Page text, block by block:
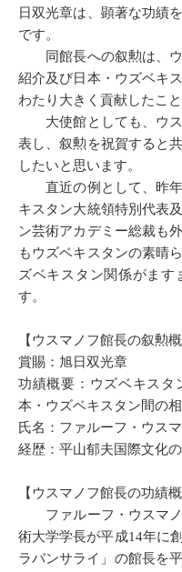
日双光章は、顕著な功績
です。
同館長への叙勲は、ウ
紹介及び日本・ウズベキ
わたり大きく貢献したこ
大使館としても、ウス
表し、叙勲を祝賀すると
したいと思います。
直近の例として、昨年
キスタン大統領特別代表
ン芸術アカデミー総裁も
もウズベキスタンの素晴
ズベキスタン関係がます
す。
【ウスマノフ館長の叙勲概
賞賜：旭日双光章
功績概要：ウズベキスタ
本・ウズベキスタン間の
氏名：ファルーフ・ウス
経歴：平山郁夫国際文化
【ウスマノフ館長の功績概
ファルーフ・ウスマノ
術大学学長が平成14年に
ラバンサライ」の館長を